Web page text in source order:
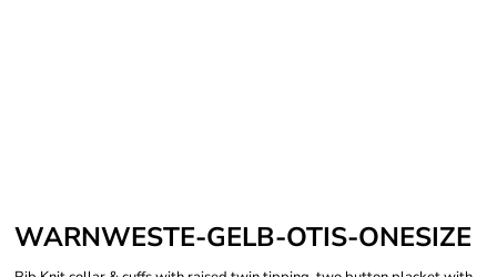
WARNWESTE-GELB-OTIS-ONESIZE